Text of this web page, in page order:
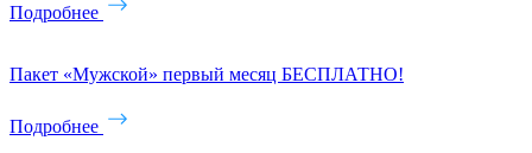
Подробнее
Пакет «Мужской» первый месяц БЕСПЛАТНО!
Подробнее